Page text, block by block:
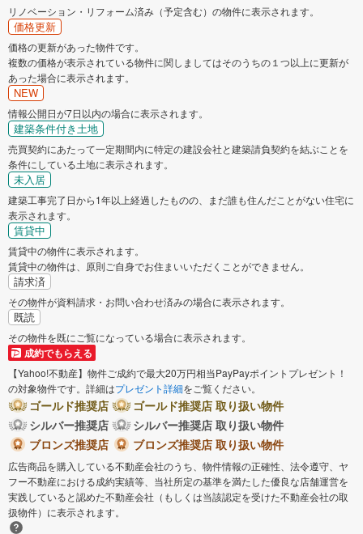
リノベーション・リフォーム済み（予定含む）の物件に表示されます。
価格更新
価格の更新があった物件です。
複数の価格が表示されている物件に関しましてはそのうちの１つ以上に更新が
あった場合に表示されます。
NEW
情報公開日が7日以内の場合に表示されます。
建築条件付き土地
売買契約にあたって一定期間内に特定の建設会社と建築請負契約を結ぶことを
条件にしている土地に表示されます。
未入居
建築工事完了日から1年以上経過したものの、まだ誰も住んだことがない住宅に
表示されます。
賃貸中
賃貸中の物件に表示されます。
賃貸中の物件は、原則ご自身でお住まいいただくことができません。
請求済
その物件が資料請求・お問い合わせ済みの場合に表示されます。
既読
その物件を既にご覧になっている場合に表示されます。
成約でもらえる
【Yahoo!不動産】物件ご成約で最大20万円相当PayPayポイントプレゼント！
の対象物件です。詳細はプレゼント詳細をご覧ください。
ゴールド推奨店
ゴールド推奨店 取り扱い物件
シルバー推奨店
シルバー推奨店 取り扱い物件
ブロンズ推奨店
ブロンズ推奨店 取り扱い物件
広告商品を購入している不動産会社のうち、物件情報の正確性、法令遵守、ヤ
フー不動産における成約実績等、当社所定の基準を満たした優良な店舗運営を
実践していると認めた不動産会社（もしくは当該認定を受けた不動産会社の取
扱物件）に表示されます。